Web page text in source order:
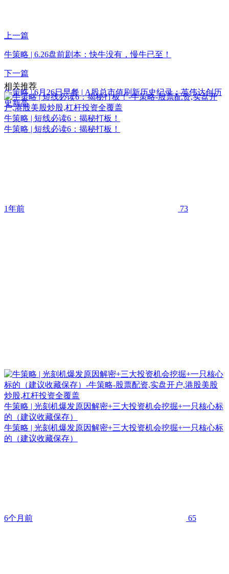
上一篇
牛策略 | 6.26盘前剧本：快牛没有，慢牛已至！
下一篇
牛策略 | 6月26日早餐 | A股总市值刷新历史纪录；英伟达创历
史新高
相关推荐
牛策略 | 短线必读6：揭秘打板！
牛策略 | 短线必读6：揭秘打板！
1年前 73
牛策略 | 光刻机爆发原因解密+三大投资机会挖掘+一只核心标
的（建议收藏保存）
牛策略 | 光刻机爆发原因解密+三大投资机会挖掘+一只核心标
的（建议收藏保存）
6个月前 65